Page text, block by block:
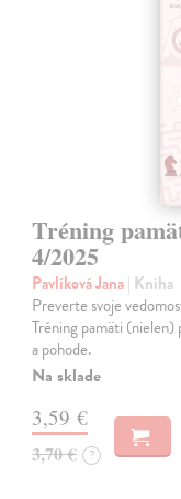
Tréning
4/2025
Pavlíková Jana| Kniha
Preverte svoje
Tréning pamäti (nielen)
a pohode.
Na sklade
3,59 €
3,70 € ?